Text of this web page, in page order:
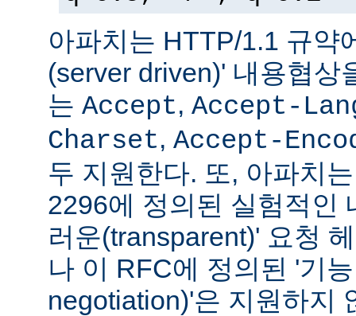
아파치는 HTTP/1.1 규약
(server driven)' 내용협상
는 Accept, Accept-
Charset, Accept-
두 지원한다. 또, 아파치
2296에 정의된 실험적인
러운(transparent)' 요청
나 이 RFC에 정의된 '기
negotiation)'은 지원하지